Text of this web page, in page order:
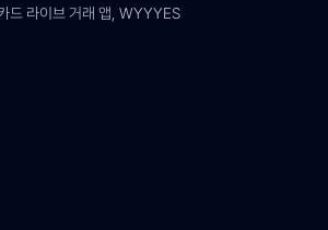
드 라이브 거래 앱, WYYYES